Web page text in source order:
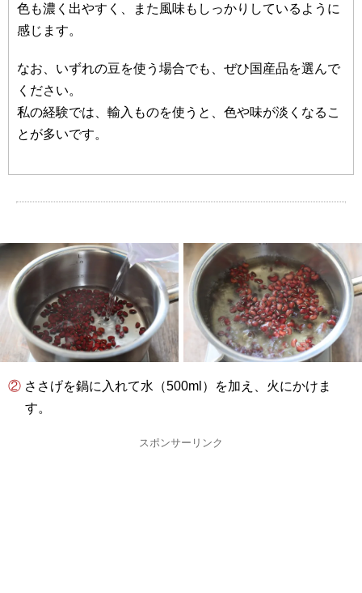
色も濃く出やすく、また風味もしっかりしているように
感じます。
なお、いずれの豆を使う場合でも、ぜひ国産品を選んで
ください。
私の経験では、輸入ものを使うと、色や味が淡くなるこ
とが多いです。
② ささげを鍋に入れて水（500ml ）を加え、火にかけま
す。
スポンサーリンク